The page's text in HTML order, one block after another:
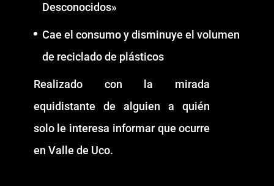
Desconocidos»
Cae el consumo y disminuye el volumen
de reciclado de plásticos
Realizado con la mirada
equidistante de alguien a quién
solo le interesa informar que ocurre
en Valle de Uco.